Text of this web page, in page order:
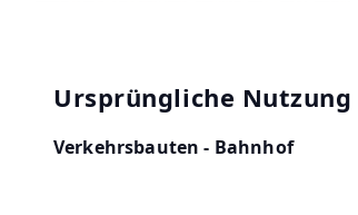
Ursprüngliche Nutzung
Verkehrsbauten - Bahnhof